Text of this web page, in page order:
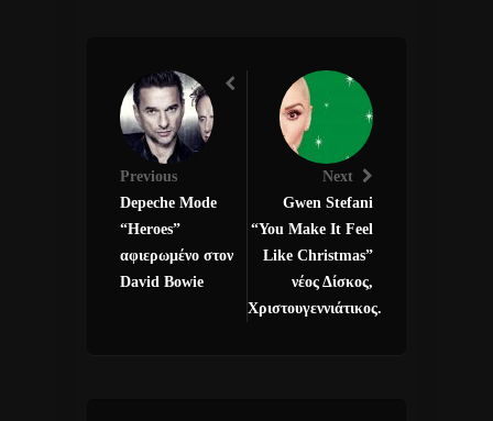
Previous
Depeche Mode
“Heroes”
αφιερωμένο στον
David Bowie
Next
Gwen Stefani
“You Make It Feel
Like Christmas”
νέος Δίσκος,
Χριστουγεννιάτικος.